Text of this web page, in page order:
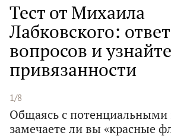
Тест от Михаила
Лабковского:
вопросов и
привязанности
1/8
Общаясь с потенциальными
замечаете ли вы «красные